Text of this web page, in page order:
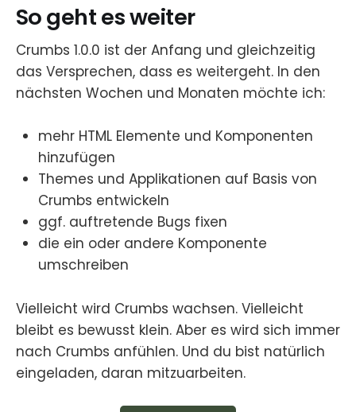
So geht es weiter
Crumbs 1.0.0 ist der Anfang und gleichzeitig
das Versprechen, dass es weitergeht. In den
nächsten Wochen und Monaten möchte ich:
mehr HTML Elemente und Komponenten
hinzufügen
Themes und Applikationen auf Basis von
Crumbs entwickeln
ggf. auftretende Bugs fixen
die ein oder andere Komponente
umschreiben
Vielleicht wird Crumbs wachsen. Vielleicht
bleibt es bewusst klein. Aber es wird sich immer
nach Crumbs anfühlen. Und du bist natürlich
eingeladen, daran mitzuarbeiten.